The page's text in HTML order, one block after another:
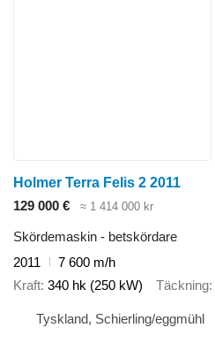
Holmer Terra Felis 2 2011
129 000 €
≈ 1 414 000 kr
Skördemaskin - betskördare
2011
7 600 m/h
Kraft 340 hk (250 kW) Täckning
Tyskland, Schierling/eggmühl